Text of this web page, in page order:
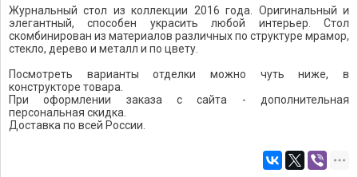
Журнальный стол из коллекции 2016 года. Оригинальный и
элегантный, способен украсить любой интерьер. Стол
скомбинирован из материалов различных по структуре мрамор,
стекло, дерево и металл и по цвету.
Посмотреть варианты отделки можно чуть ниже, в
конструкторе товара.
При оформлении заказа с сайта - дополнительная
персональная скидка.
Доставка по всей России.